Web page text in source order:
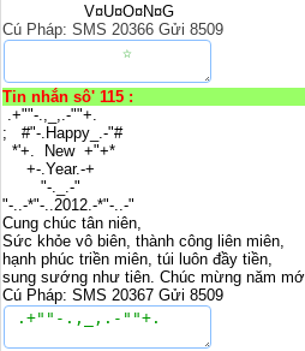
V¤U¤O¤N¤G
Cú Pháp: SMS 20366 Gửi 8509
Tin nhắn sô' 115 :
.+""-.,_,.-""+.
; #"-.Happy_.-"#
*'+. New +"+*
+-.Year.-+
"-._.-"
"-..-*"-..2012.-*"-..-"
Cung chúc tân niên,
Sức khỏe vô biên, thành công liên miên,
hạnh phúc triền miên, túi luôn đầy tiền,
sung sướng như tiên. Chúc mừng năm
Cú Pháp: SMS 20367 Gửi 8509